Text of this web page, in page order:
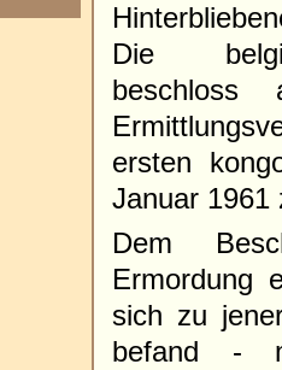
Die
beschloss
ersten
Januar
Dem
Ermordung
sich zu
befand -